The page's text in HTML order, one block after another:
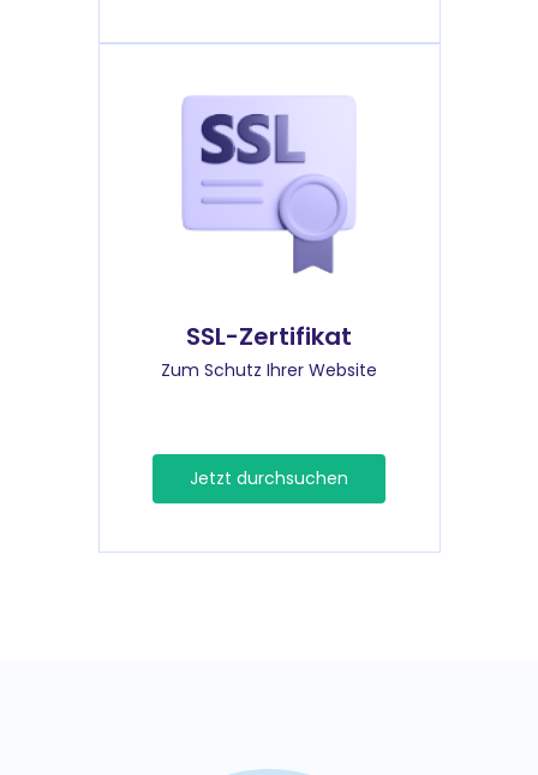
SSL-Zertifikat
Zum Schutz Ihrer Website
Jetzt durchsuchen